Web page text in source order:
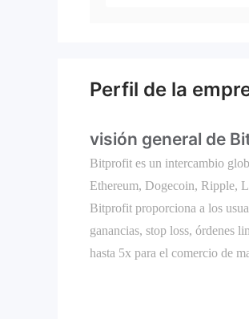
Perfil de la
visión general de
Bitprofit es un intercambio
Ethereum, Dogecoin, Ripple,
Bitprofit proporciona a los
ganancias, stop loss, órdenes
hasta 5x para el comercio de
que se ejecuten grandes